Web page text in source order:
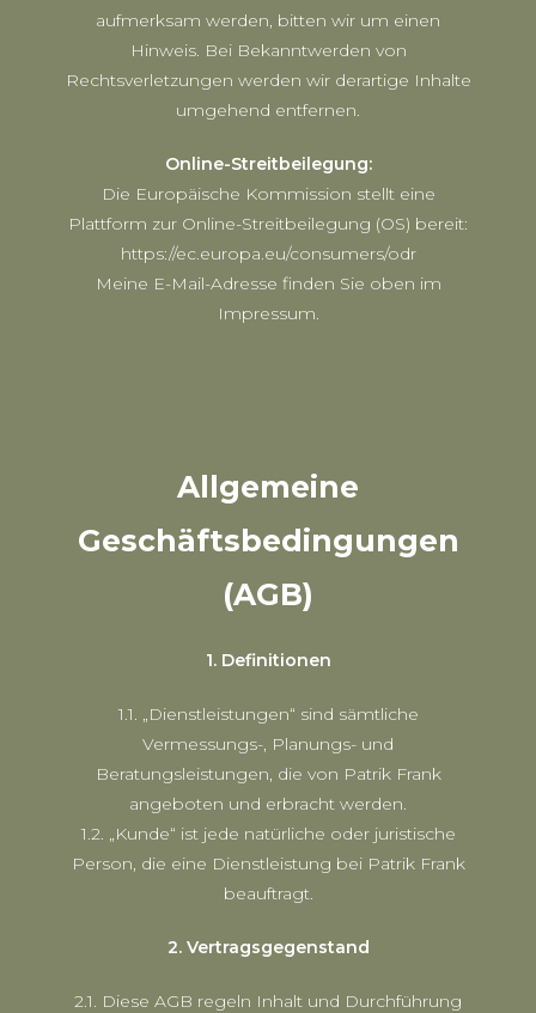
aufmerksam werden, bitten wir um einen
Hinweis. Bei Bekanntwerden von
Rechtsverletzungen werden wir derartige Inhalte
umgehend entfernen.
Online-Streitbeilegung:
Die Europäische Kommission stellt eine
Plattform zur Online-Streitbeilegung (OS) bereit:
https://ec.europa.eu/consumers/odr
Meine E-Mail-Adresse finden Sie oben im
Impressum.
Allgemeine
Geschäftsbedingungen
(AGB)
1. Definitionen
1.1. „Dienstleistungen“ sind sämtliche
Vermessungs-, Planungs- und
Beratungsleistungen, die von Patrik Frank
angeboten und erbracht werden.
1.2. „Kunde“ ist jede natürliche oder juristische
Person, die eine Dienstleistung bei Patrik Frank
beauftragt.
2. Vertragsgegenstand
2.1. Diese AGB regeln Inhalt und Durchführung